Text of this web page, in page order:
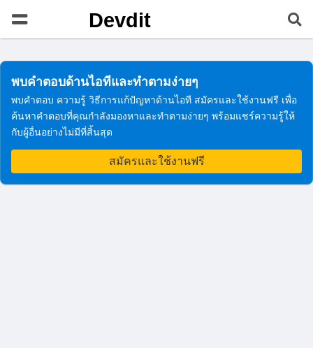
Devdit
พบคำตอบด้านไอทีและทำตามง่ายๆ
พบคำตอบ ความรู้ วิธีการแก้ปัญหาด้านไอที สมัครและใช้งานฟรี เพื่อ
ค้นหาคำตอบที่คุณกำลังมองหาและทำตามง่ายๆ พร้อมแชร์ความรู้ให้
กับผู้อื่นอย่างไม่มีที่สิ้นสุด
สมัครและใช้งานฟรี